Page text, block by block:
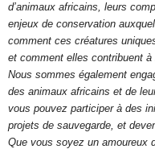
d’animaux africains, leurs
enjeux de conservation
comment ces créatures
et comment elles contribuent à
Nous sommes également
des animaux africains et de
vous pouvez participer à des
projets de sauvegarde, et
Que vous soyez un amoureux